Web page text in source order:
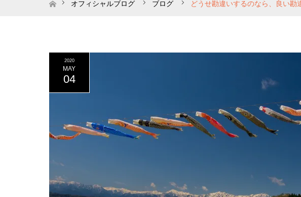
ホームオフィシャルブログ ブログ どうせ勘違いするのなら、良い勘
2020
MAY
04